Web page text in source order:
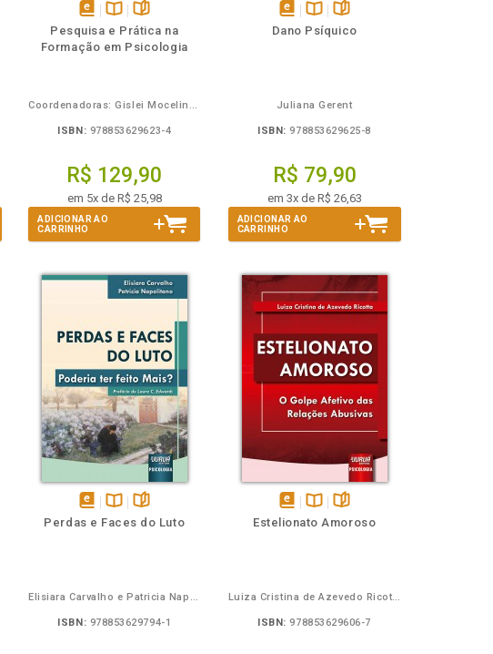
disponível
em
Disponível
na
páginas
Pesquisa e Prática na
Formação em Psicologia
Coordenadoras: Gislei Mocelin Polli e Grazielle Tagliamento
ISBN: 978853629623-4
R$ 129,90
em 5x de R$ 25,98
ADICIONAR AO
CARRINHO
disponível
Disponível
páginas
Dano Psíquico
Juliana Gerent
ISBN: 978853629625-8
R$ 79,90
em 3x de R$ 26,63
ADICIONAR AO
CARRINHO
disponívelDisponível
páginas
Perdas e Faces do Luto
Elisiara Carvalho e Patricia Napolitano
ISBN: 978853629794-1
disponível
Disponível
páginas
Estelionato Amoroso
Luiza Cristina de Azevedo Ricotta
ISBN: 978853629606-7